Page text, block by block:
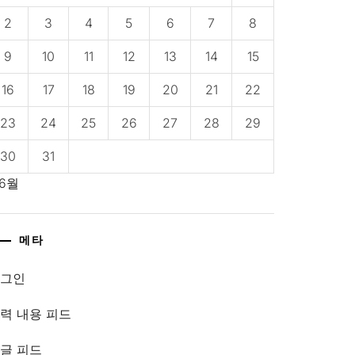
2 3 4 5 6 7 8
9 10 11 12 13 14 15
16 17 18 19 20 21 22
23 24 25 26 27 28 29
30
31
월
메타
인
내용 피드
피드